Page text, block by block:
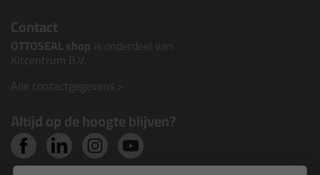
Contact
OTTOSEAL shop is onderdeel van
Kitcentrum B.V.
Alle contactgegevens >
Altijd op de hoogte blijven?